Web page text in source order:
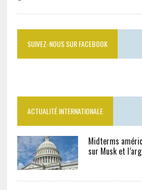
SUIVEZ-NOUS SUR FACEBOOK
ACTUALITÉ INTERNATIONALE
Midterms
sur Musk et